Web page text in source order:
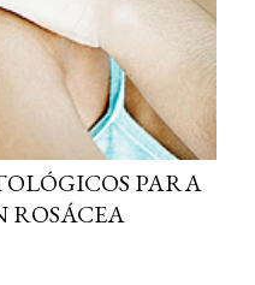
PARA
ROSÁCEA